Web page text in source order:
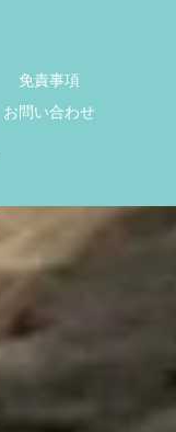
免責事項
お問い合わせ